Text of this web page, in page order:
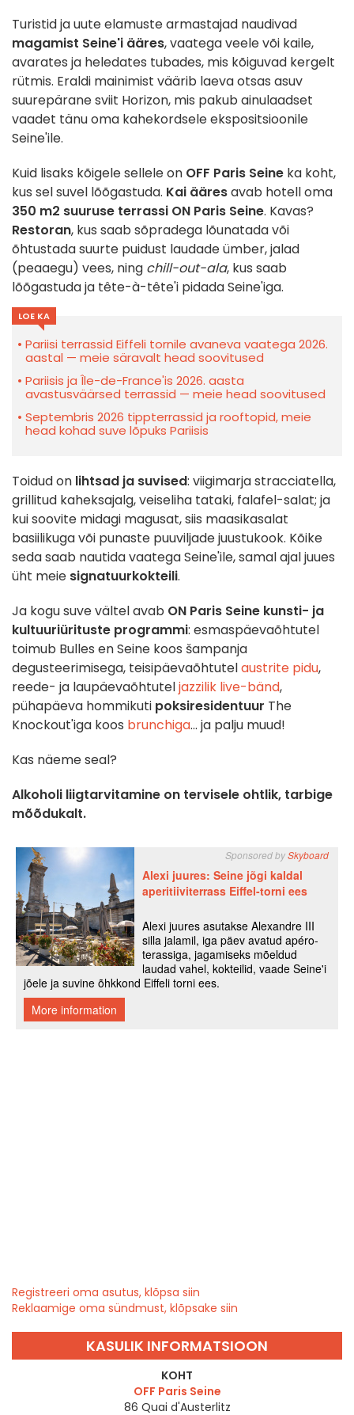
Turistid ja uute elamuste armastajad naudivad
magamist Seine'i ääres, vaatega veele või kaile,
avarates ja heledates tubades, mis kõiguvad kergelt
rütmis. Eraldi mainimist väärib laeva otsas asuv
suurepärane sviit Horizon, mis pakub ainulaadset
vaadet tänu oma kahekordsele ekspositsioonile
Seine'ile.
Kuid lisaks kõigele sellele on OFF Paris Seine ka koht,
kus sel suvel lõõgastuda. Kai ääresavab hotell oma
350 m2 suuruse terrassi ON Paris Seine. Kavas?
Restoran, kus saab sõpradega lõunatada või
õhtustada suurte puidust laudade ümber, jalad
(peaaegu) vees, ning chill-out-ala, kus saab
lõõgastuda ja tête-à-tête'i pidada Seine'iga.
LOE KA
Pariisi terrassid Eiffeli tornile avaneva vaatega 2026.
aastal — meie säravalt head soovitused
Pariisis ja Île-de-France'is 2026. aasta
avastusväärsed terrassid — meie head soovitused
Septembris 2026 tippterrassid ja rooftopid, meie
head kohad suve lõpuks Pariisis
Toidud on lihtsad ja suvised: viigimarja stracciatella,
grillitud kaheksajalg, veiseliha tataki, falafel-salat; ja
kui soovite midagi magusat, siis maasikasalat
basiilikuga või punaste puuviljade juustukook. Kõike
seda saab nautida vaatega Seine'ile, samal ajal juues
üht meie signatuurkokteili.
Ja kogu suve vältel avab ON Paris Seine kunsti- ja
kultuuriürituste programmi: esmaspäevaõhtutel
toimub Bulles en Seine koos šampanja
degusteerimisega, teisipäevaõhtutelaustrite pidu,
reede- ja laupäevaõhtuteljazzilik live-bänd,
pühapäeva hommikuti poksiresidentuur The
Knockout'iga koos brunchiga... ja palju muud!
Kas näeme seal?
Alkoholi liigtarvitamine on tervisele ohtlik, tarbige
mõõdukalt.
Registreeri oma asutus, klõpsa siin
Reklaamige oma sündmust, klõpsake siin
KASULIK INFORMATSIOON
KOHT
OFF Paris Seine
86 Quai d'Austerlitz